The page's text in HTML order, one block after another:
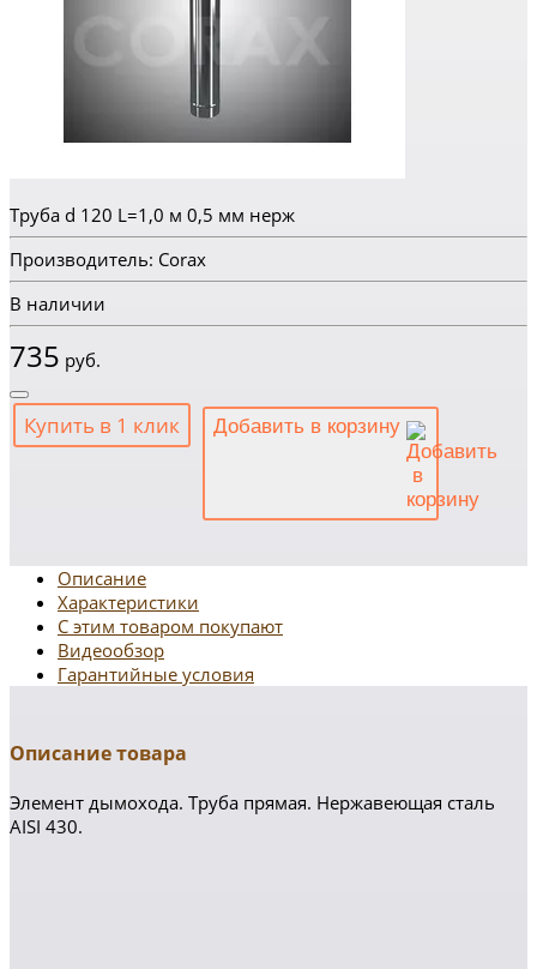
Труба d 120 L=1,0 м 0,5 мм нерж
Производитель: Corax
В наличии
735 руб.
Купить в 1 клик Добавить в корзину
Описание
Характеристики
С этим товаром покупают
Видеообзор
Гарантийные условия
Описание товара
Элемент дымохода. Труба прямая. Нержавеющая сталь
AISI 430.